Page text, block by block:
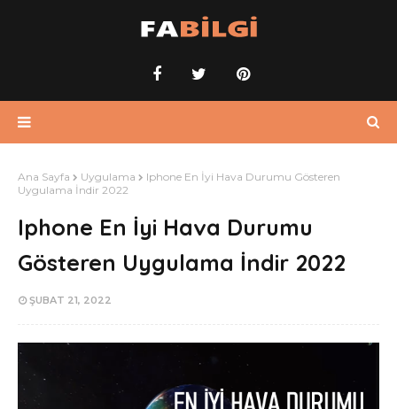
Ana Sayfa Uygulama
Iphone En İyi Hava Durumu Gösteren
Uygulama İndir 2022
Iphone En İyi Hava Durumu
Gösteren Uygulama İndir 2022
ŞUBAT 21, 2022